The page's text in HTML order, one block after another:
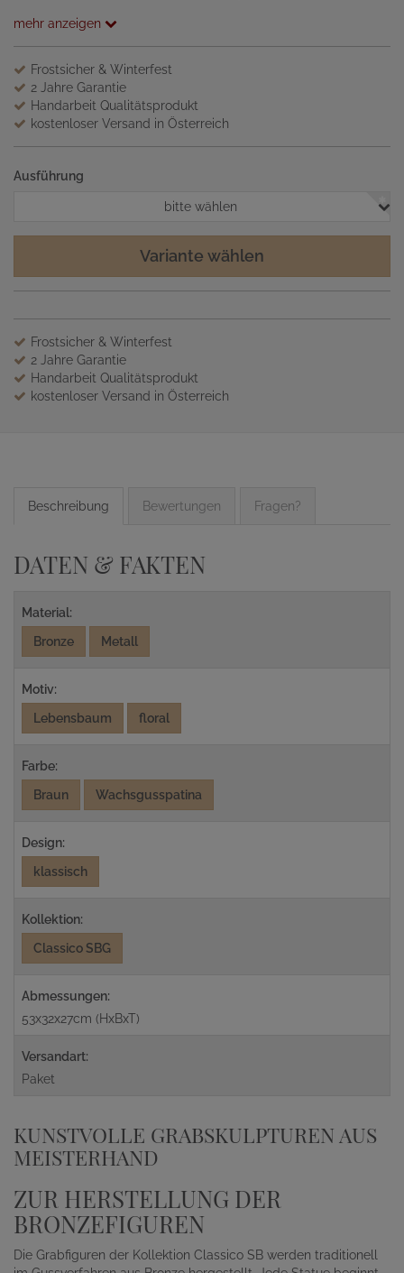
mehr anzeigen
Frostsicher & Winterfest
2 Jahre Garantie
Handarbeit Qualitätsprodukt
kostenloser Versand in Österreich
Ausführung
bitte wählen
Variante wählen
Frostsicher & Winterfest
2 Jahre Garantie
Handarbeit Qualitätsprodukt
kostenloser Versand in Österreich
Beschreibung Bewertungen Fragen?
DATEN & FAKTEN
Material:
Bronze
Metall
Motiv:
Lebensbaum
floral
Farbe:
Braun
Wachsgusspatina
Design:
klassisch
Kollektion:
Classico SBG
Abmessungen:
53x32x27cm (HxBxT)
Versandart:
Paket
KUNSTVOLLE GRABSKULPTUREN AUS
MEISTERHAND
ZUR HERSTELLUNG DER
BRONZEFIGUREN
Die Grabfiguren der Kollektion Classico SB werden traditionell